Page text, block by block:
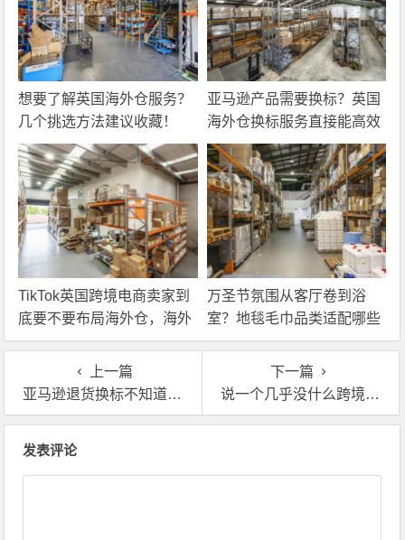
想要了解英国海外仓服务？
几个挑选方法建议收藏！
亚马逊产品需要换标？英国
海外仓换标服务直接能高效
解决！
TikTok英国跨境电商卖家到
底要不要布局海外仓，海外
仓优势分析！
万圣节氛围从客厅卷到浴
室？地毯毛巾品类适配哪些
海外仓服务？
上一篇
亚马逊退货换标不知道咋操作？直接找英国海外仓一站式搞定
下一篇
说一个几乎没什么跨境卖家注意的英国海外仓一件代发坑点！
发表评论